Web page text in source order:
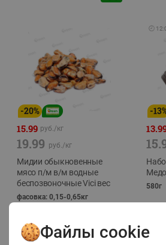
-20%
15.99 руб./кг
19.99 руб./кг
Мидии обыкновенные
мясо п/м в/м водные
беспозвоночные Vici вес
фасовка: 0,15-0,65кг
🕘
-13
580г
Файлы cookie